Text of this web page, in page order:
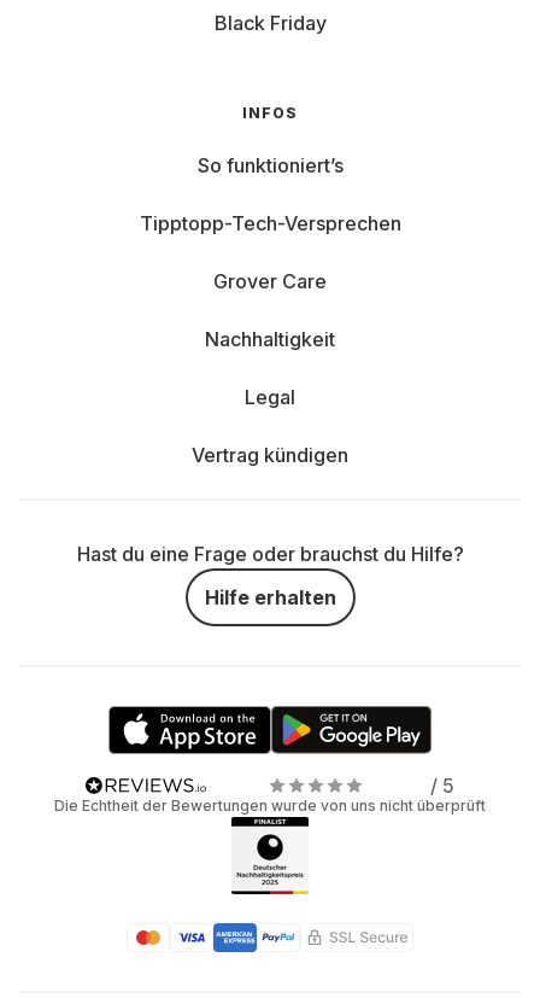
Black Friday
INFOS
So funktioniert’s
Tipptopp-Tech-Versprechen
Grover Care
Nachhaltigkeit
Legal
Vertrag kündigen
Hast du eine Frage oder brauchst du Hilfe?
Hilfe erhalten
/ 5
Die Echtheit der Bewertungen wurde von uns nicht überprüft